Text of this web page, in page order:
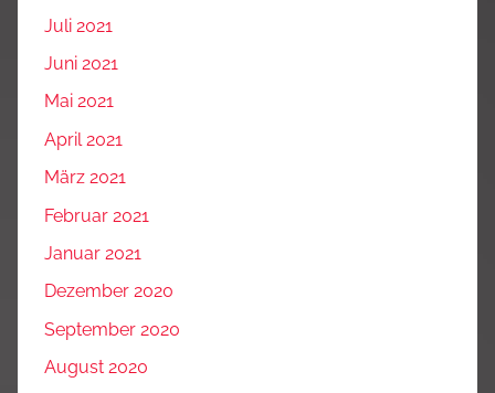
Juli 2021
Juni 2021
Mai 2021
April 2021
März 2021
Februar 2021
Januar 2021
Dezember 2020
September 2020
August 2020